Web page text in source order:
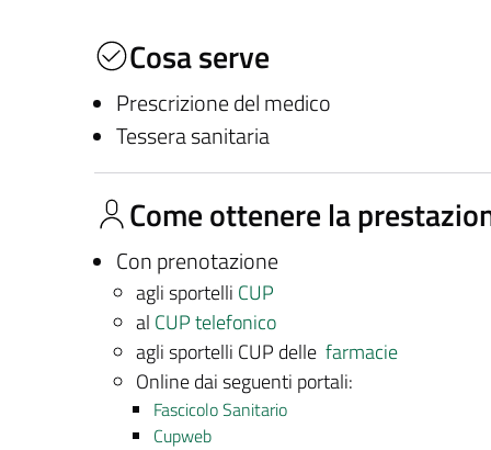
Cosa serve
Prescrizione del medico
Tessera sanitaria
Come ottenere la
Con prenotazione
agli sportelli CUP
al CUP telefonico
agli sportelli CUP delle farmacie
Online dai seguenti portali:
Fascicolo Sanitario
Cupweb